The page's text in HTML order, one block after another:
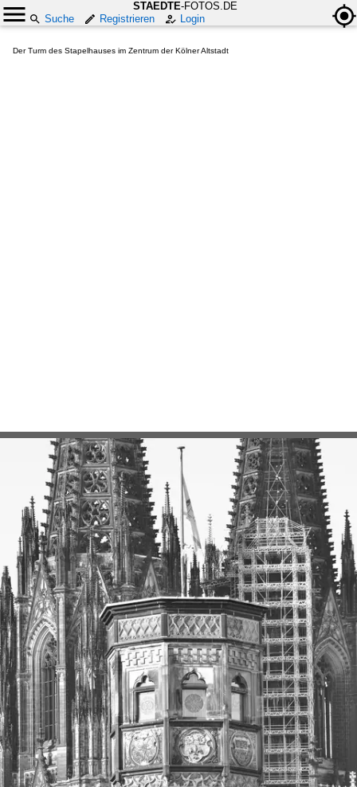
STAEDTE-FOTOS.DE
Suche
Registrieren Login
Der Turm des Stapelhauses im Zentrum der Kölner Altstadt